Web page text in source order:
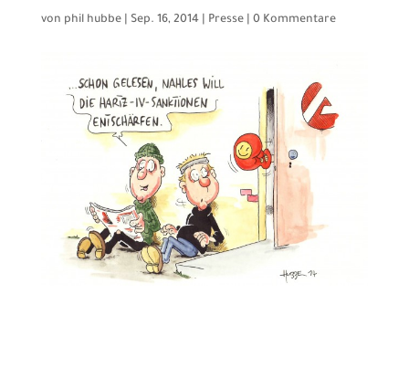
von phil hubbe| Sep. 16, 2014| Presse| 0 Kommentare